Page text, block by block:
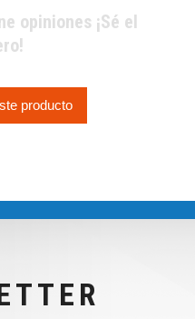
opiniones ¡Sé el
producto